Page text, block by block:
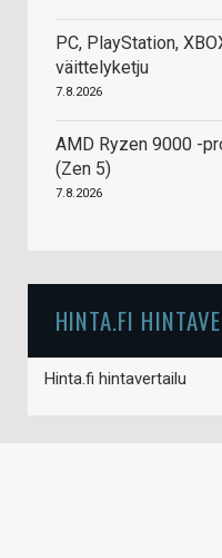
PC, PlayStation,
väittelyketju
7.8.2026
AMD Ryzen 9000 -
(Zen 5)
7.8.2026
HINTA.FI
Hinta.fi hintavertailu